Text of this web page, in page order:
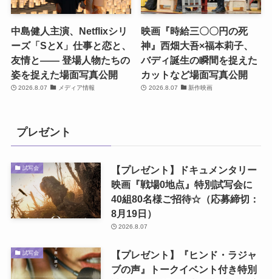
中島健人主演、Netflixシリ
ーズ「SとX」仕事と恋と、
友情と―― 登場人物たちの
姿を捉えた場面写真公開
2026.8.07 メディア情報
映画『時給三〇〇円の死
神』西畑大吾×福本莉子、
バディ誕生の瞬間を捉えた
カットなど場面写真公開
2026.8.07 新作映画
プレゼント
試写会
【プレゼント】ドキュメンタリー
映画『戦場0地点』特別試写会に
40組80名様ご招待☆（応募締切：
8月19日）
2026.8.07
試写会
【プレゼント】『ヒンド・ラジャ
ブの声』トークイベント付き特別